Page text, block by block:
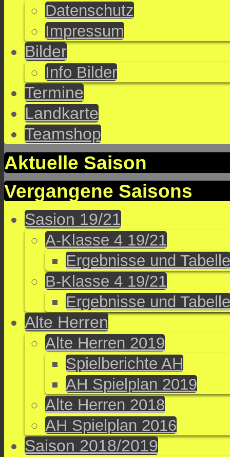
Datenschutz
Impressum
Bilder
Info Bilder
Termine
Landkarte
Teamshop
Aktuelle Saison
Vergangene Saisons
Sasion 19/21
A-Klasse 4 19/21
Ergebnisse und Tabelle
B-Klasse 4 19/21
Ergebnisse und Tabelle
Alte Herren
Alte Herren 2019
Spielberichte AH
AH Spielplan 2019
Alte Herren 2018
AH Spielplan 2016
Saison 2018/2019